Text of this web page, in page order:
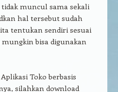
muncul sama sekali
hal tersebut sudah
tentukan sendiri sesuai
bisa digunakan
Toko berbasis
silahkan download